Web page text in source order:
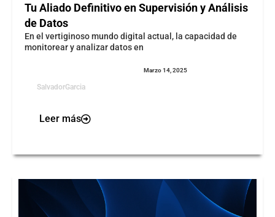
Tu Aliado Definitivo en Supervisión y Análisis
de Datos
En el vertiginoso mundo digital actual, la capacidad de
monitorear y analizar datos en
SalvadorGarcia
Marzo 14, 2025
Leer más